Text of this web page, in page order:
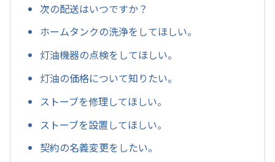
次の配送はいつですか？
ホームタンクの洗浄をしてほしい。
灯油機器の点検をしてほしい。
灯油の価格について知りたい。
ストーブを修理してほしい。
ストーブを設置してほしい。
契約の名義変更をしたい。